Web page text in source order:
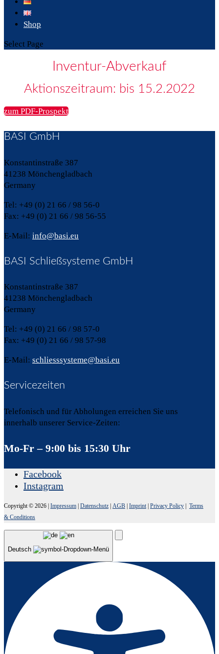
Shop
Select Page
Inventur-Abverkauf
Aktionszeitraum: bis 15.2.2022
zum PDF-Prospekt
BASI GmbH
Konstantinstraße 387
41238 Mönchengladbach
Germany
Tel: +49 (0) 21 66 / 98 56-0
Fax: +49 (0) 21 66 / 98 56-55
E-Mail: info@basi.eu
BASI Schließsysteme GmbH
Konstantinstraße 387
41238 Mönchengladbach
Germany
Tel: +49 (0) 21 66 / 98 57-0
Fax: +49 (0) 21 66 / 98 57-98
E-Mail: schliesssysteme@basi.eu
Servicezeiten
Telefonisch und für Abholungen erreichen Sie uns
innerhalb unserer Service-Zeiten:
Mo-Fr – 9:00 bis 15:30 Uhr
Facebook
Instagram
Copyright © 2026 Impressum Datenschutz AGB Imprint Privacy Policy
Terms
& Conditions
Deutsch